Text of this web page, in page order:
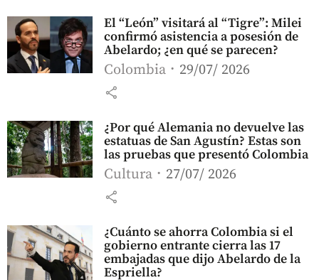
El “León” visitará al “Tigre”: Milei
confirmó asistencia a posesión de
Abelardo; ¿en qué se parecen?
Colombia 29/07/ 2026
share
¿Por qué Alemania no devuelve las
estatuas de San Agustín? Estas son
las pruebas que presentó Colombia
Cultura 27/07/ 2026
share
¿Cuánto se ahorra Colombia si el
gobierno entrante cierra las 17
embajadas que dijo Abelardo de la
Espriella?